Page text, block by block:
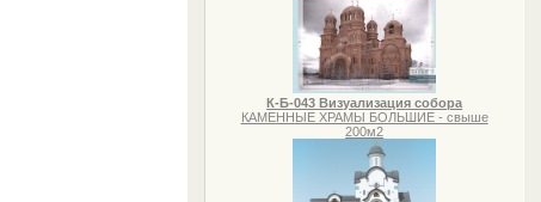
К-Б-043 Визуализация собора
КАМЕННЫЕ ХРАМЫ БОЛЬШИЕ - свыше
200м2